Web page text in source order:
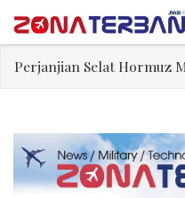
Tiongkok Pamerkan Jet